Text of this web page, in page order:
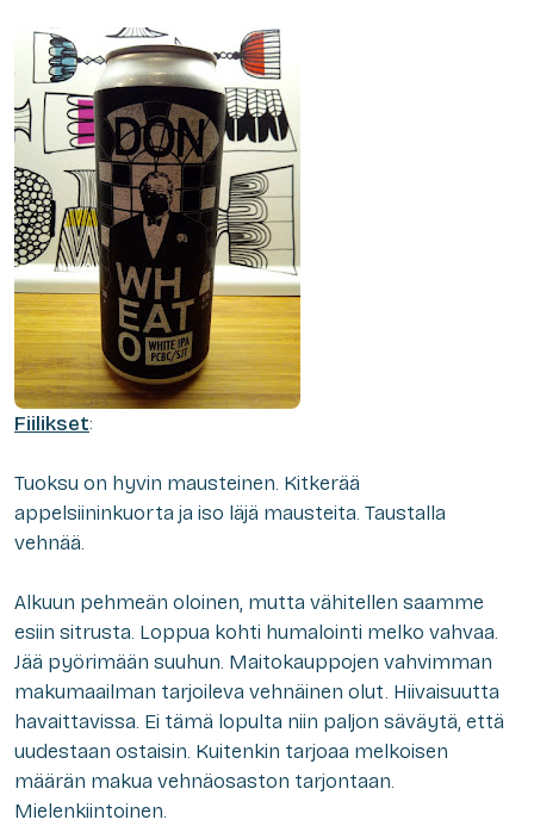
Fiilikset:
Tuoksu on hyvin mausteinen. Kitkerää
appelsiininkuorta ja iso läjä mausteita. Taustalla
vehnää.
Alkuun pehmeän oloinen, mutta vähitellen saamme
esiin sitrusta. Loppua kohti humalointi melko vahvaa.
Jää pyörimään suuhun. Maitokauppojen vahvimman
makumaailman tarjoileva vehnäinen olut. Hiivaisuutta
havaittavissa. Ei tämä lopulta niin paljon säväytä, että
uudestaan ostaisin. Kuitenkin tarjoaa melkoisen
määrän makua vehnäosaston tarjontaan.
Mielenkiintoinen.